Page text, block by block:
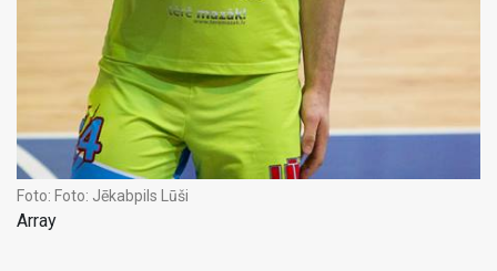
Foto: Foto: Jēkabpils Lūši
Array